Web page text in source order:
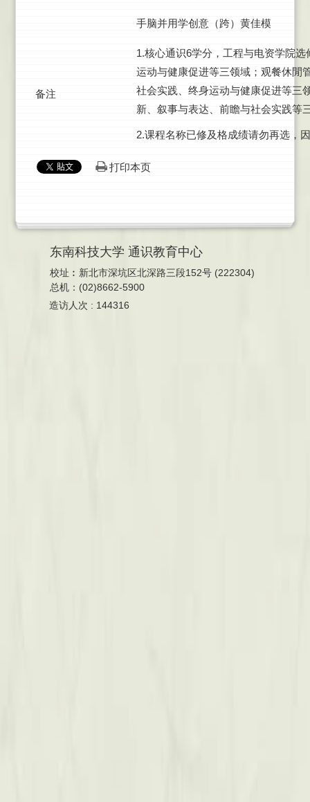
手脑并用学创意（跨）黄佳模
备注
1.核心通识6学分，工程与电资学院
运动与健康促进等三领域；观餐休閒
社会实践、终身运动与健康促进等三
新、叙事与表达、前瞻与社会实践等
2.课程名称已修及格成绩请勿再选，
打印本页
东南科技大学 通识教育中心
校址︰新北市深坑区北深路三段152号 (222304)
总机：(02)8662-5900
造访人次 : 144316